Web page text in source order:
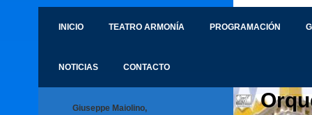
INICIO TEATRO ARMONÍA PROGRAMACIÓN
NOTICIAS CONTACTO
Giuseppe Maiolino,